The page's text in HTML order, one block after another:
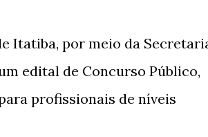
Itatiba, por meio da
edital de Concurso Público,
profissionais de níveis